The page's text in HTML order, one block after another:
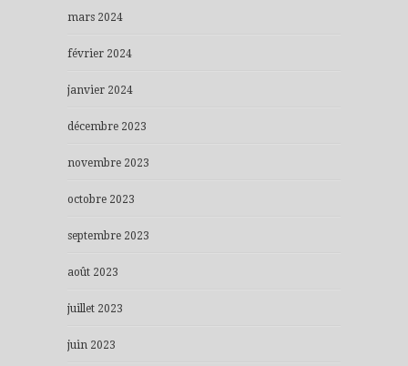
mars 2024
février 2024
janvier 2024
décembre 2023
novembre 2023
octobre 2023
septembre 2023
août 2023
juillet 2023
juin 2023